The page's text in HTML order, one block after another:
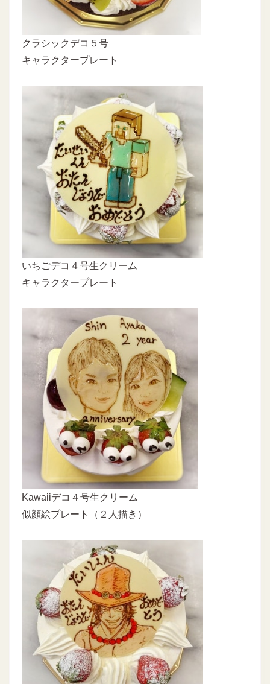
クラシックデコ５号
キャラクタープレート
いちごデコ４号生クリーム
キャラクタープレート
Kawaiiデコ４号生クリーム
似顔絵プレート（２人描き）